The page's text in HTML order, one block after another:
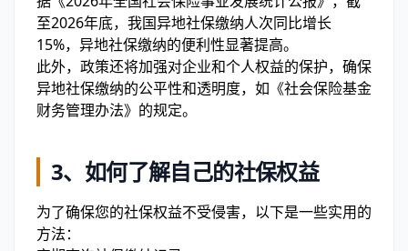
至2026年底，我国异地社保缴纳人次同比增长
15%，异地社保缴纳的便利性显著提高。
此外，政策还将加强对企业和个人权益的保护，确保
异地社保缴纳的公平性和透明度，如《社会保险基金
财务管理办法》的规定。
3、如何了解自己的社保权益
为了确保您的社保权益不受侵害，以下是一些实用的
方法：